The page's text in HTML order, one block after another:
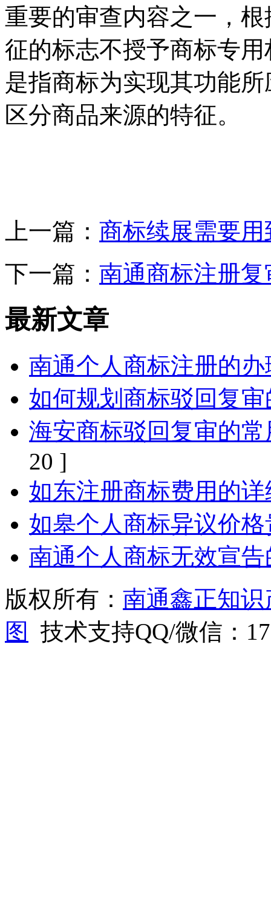
重要的审查内容之一，
征的标志不授予商标专
是指商标为实现其功能
区分商品来源的特征。
上一篇： 商标续展需要
下一篇： 南通商标注册
最新文章
南通个人商标注册的
如何规划商标驳回复
海安商标驳回复审的
20 ]
如东注册商标费用的
如皋个人商标异议价
南通个人商标无效宣
版权所有： 南通鑫正知
图
技术支持QQ/微信：